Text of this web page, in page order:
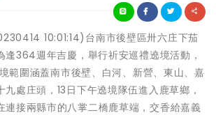
10:01:14)台南市後壁區卅六庄下茄
逢364週年吉慶，舉行祈安巡禮遶境活動，
範圍涵蓋南市後壁、白河、新營、東山、嘉
處庄頭，13日下午遶境隊伍進入鹿草鄉，
連接兩縣市的八掌二橋鹿草端，交香給嘉義